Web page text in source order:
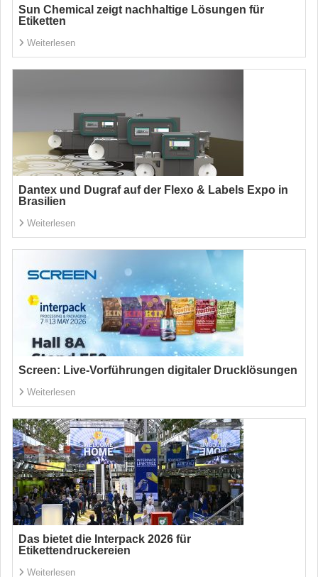
Sun Chemical zeigt nachhaltige Lösungen für
Etiketten
Weiterlesen
Dantex und Dugraf auf der Flexo & Labels Expo in
Brasilien
Weiterlesen
Screen: Live-Vorführungen digitaler Drucklösungen
Weiterlesen
Das bietet die Interpack 2026 für
Etikettendruckereien
Weiterlesen